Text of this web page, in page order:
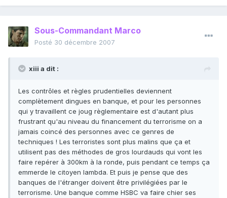
Sous-Commandant Marco
Posté 30 décembre 2007
xiii a dit :
Les contrôles et règles prudentielles deviennent
complètement dingues en banque, et pour les personnes
qui y travaillent ce joug règlementaire est d'autant plus
frustrant qu'au niveau du financement du terrorisme on a
jamais coincé des personnes avec ce genres de
techniques ! Les terroristes sont plus malins que ça et
utilisent pas des méthodes de gros lourdauds qui vont les
faire repérer à 300km à la ronde, puis pendant ce temps ça
emmerde le citoyen lambda. Et puis je pense que des
banques de l'étranger doivent être privilégiées par le
terrorisme. Une banque comme HSBC va faire chier ses